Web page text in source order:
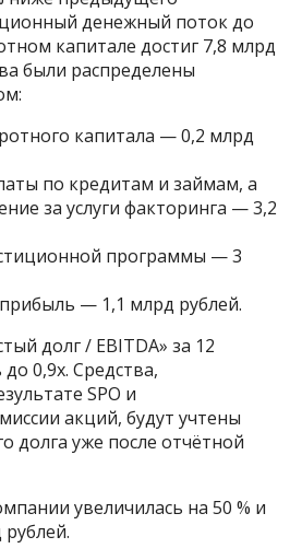
денежный поток до
капитале достиг 7,8 млрд
были распределены
капитала — 0,2 млрд
по кредитам и займам, а
за услуги факторинга — 3,2
программы — 3
прибыль — 1,1 млрд рублей.
долг / EBITDA» за 12
0,9х. Средства,
SPO и
акций, будут учтены
долга уже после отчётной
увеличилась на 50 % и